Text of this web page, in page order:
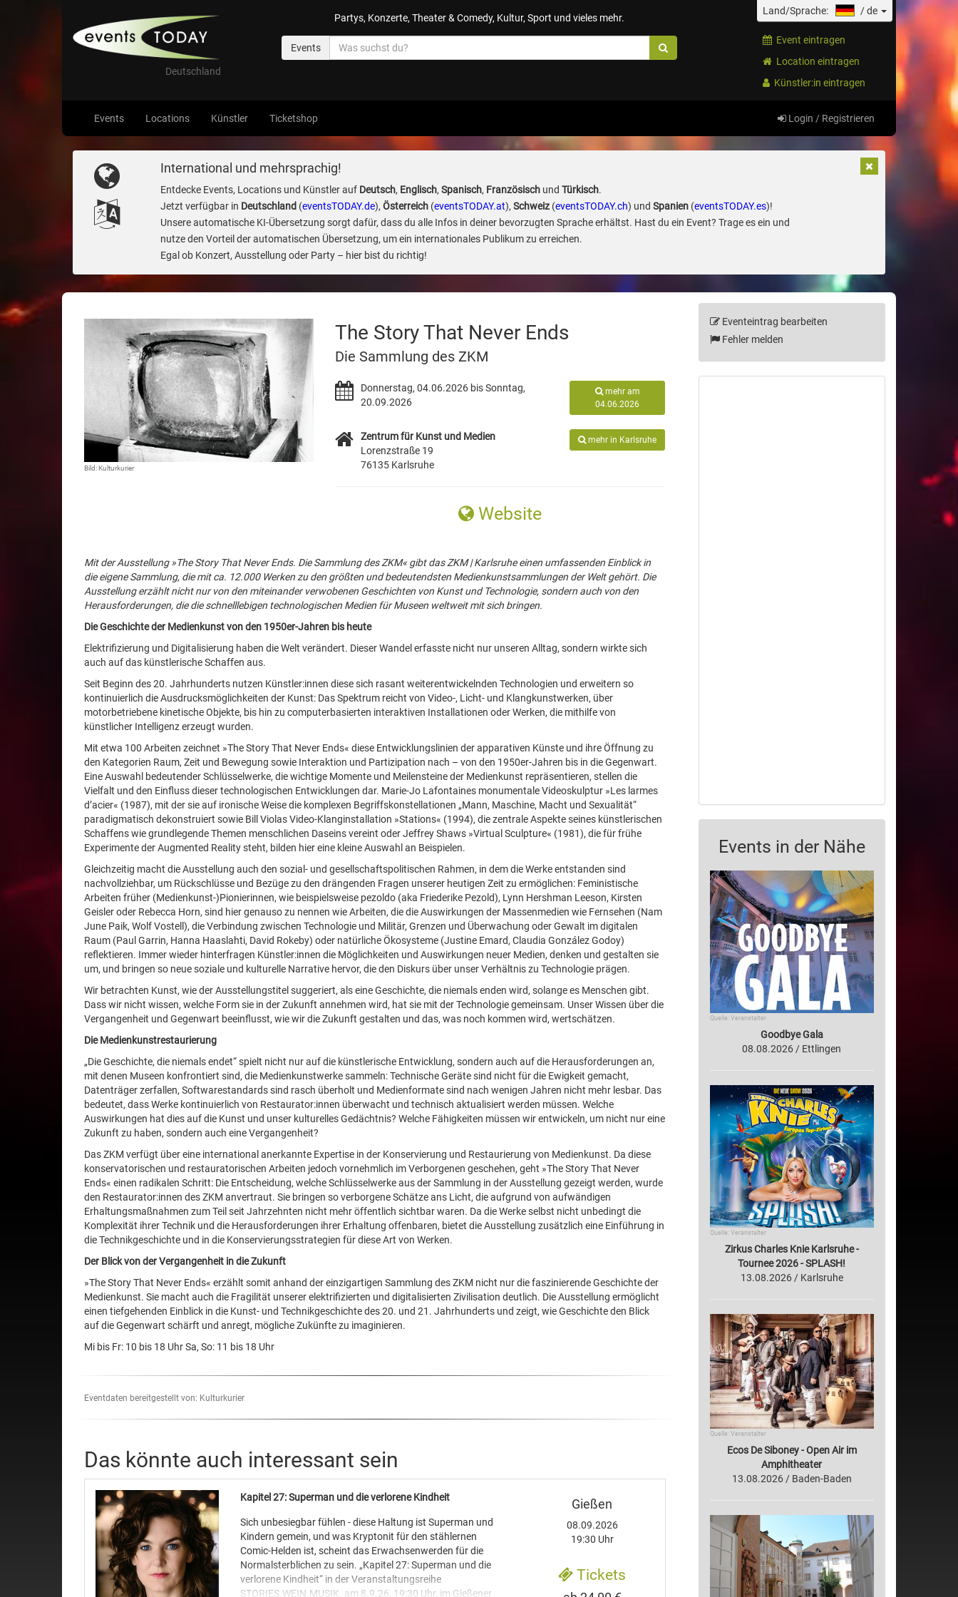
Deutschland
Partys, Konzerte, Theater & Comedy, Kultur, Sport und vieles mehr.
Events
Land/Sprache: /de
Event eintragen
Location eintragen
Künstler:in eintragen
Events Locations Künstler Ticketshop Login / Registrieren
International und mehrsprachig!
Entdecke Events, Locations und Künstler auf Deutsch, Englisch, Spanisch, Französischund Türkisch.
Jetzt verfügbar in Deutschland (eventsTODAY.de), Österreich(eventsTODAY.at), Schweiz(eventsTODAY.ch) und Spanien(eventsTODAY.es)!
Unsere automatische KI-Übersetzung sorgt dafür, dass du alle Infos in deiner bevorzugten Sprache erhältst. Hast du ein Event? Trage es ein und
nutze den Vorteil der automatischen Übersetzung, um ein internationales Publikum zu erreichen.
Egal ob Konzert, Ausstellung oder Party – hier bist du richtig!
Bild: Kulturkurier
The Story That Never Ends
Die Sammlung des ZKM
Donnerstag, 04.06.2026 bis Sonntag,
20.09.2026
mehr am
04.06.2026
Zentrum für Kunst und Medien
Lorenzstraße 19
76135 Karlsruhe
mehr in Karlsruhe
Website
Mit der Ausstellung »The Story That Never Ends. Die Sammlung des ZKM« gibt das ZKM | Karlsruhe einen umfassenden Einblick in
die eigene Sammlung, die mit ca. 12.000 Werken zu den größten und bedeutendsten Medienkunstsammlungen der Welt gehört. Die
Ausstellung erzählt nicht nur von den miteinander verwobenen Geschichten von Kunst und Technologie, sondern auch von den
Herausforderungen, die die schnelllebigen technologischen Medien für Museen weltweit mit sich bringen.
Die Geschichte der Medienkunst von den 1950er-Jahren bis heute
Elektrifizierung und Digitalisierung haben die Welt verändert. Dieser Wandel erfasste nicht nur unseren Alltag, sondern wirkte sich
auch auf das künstlerische Schaffen aus.
Seit Beginn des 20. Jahrhunderts nutzen Künstler:innen diese sich rasant weiterentwickelnden Technologien und erweitern so
kontinuierlich die Ausdrucksmöglichkeiten der Kunst: Das Spektrum reicht von Video-, Licht- und Klangkunstwerken, über
motorbetriebene kinetische Objekte, bis hin zu computerbasierten interaktiven Installationen oder Werken, die mithilfe von
künstlicher Intelligenz erzeugt wurden.
Mit etwa 100 Arbeiten zeichnet »The Story That Never Ends« diese Entwicklungslinien der apparativen Künste und ihre Öffnung zu
den Kategorien Raum, Zeit und Bewegung sowie Interaktion und Partizipation nach – von den 1950er-Jahren bis in die Gegenwart.
Eine Auswahl bedeutender Schlüsselwerke, die wichtige Momente und Meilensteine der Medienkunst repräsentieren, stellen die
Vielfalt und den Einfluss dieser technologischen Entwicklungen dar. Marie-Jo Lafontaines monumentale Videoskulptur »Les larmes
d’acier« (1987), mit der sie auf ironische Weise die komplexen Begriffskonstellationen „Mann, Maschine, Macht und Sexualität“
paradigmatisch dekonstruiert sowie Bill Violas Video-Klanginstallation »Stations« (1994), die zentrale Aspekte seines künstlerischen
Schaffens wie grundlegende Themen menschlichen Daseins vereint oder Jeffrey Shaws »Virtual Sculpture« (1981), die für frühe
Experimente der Augmented Reality steht, bilden hier eine kleine Auswahl an Beispielen.
Gleichzeitig macht die Ausstellung auch den sozial- und gesellschaftspolitischen Rahmen, in dem die Werke entstanden sind
nachvollziehbar, um Rückschlüsse und Bezüge zu den drängenden Fragen unserer heutigen Zeit zu ermöglichen: Feministische
Arbeiten früher (Medienkunst-)Pionierinnen, wie beispielsweise pezoldo (aka Friederike Pezold), Lynn Hershman Leeson, Kirsten
Geisler oder Rebecca Horn, sind hier genauso zu nennen wie Arbeiten, die die Auswirkungen der Massenmedien wie Fernsehen (Nam
June Paik, Wolf Vostell), die Verbindung zwischen Technologie und Militär, Grenzen und Überwachung oder Gewalt im digitalen
Raum (Paul Garrin, Hanna Haaslahti, David Rokeby) oder natürliche Ökosysteme (Justine Emard, Claudia González Godoy)
reflektieren. Immer wieder hinterfragen Künstler:innen die Möglichkeiten und Auswirkungen neuer Medien, denken und gestalten sie
um, und bringen so neue soziale und kulturelle Narrative hervor, die den Diskurs über unser Verhältnis zu Technologie prägen.
Wir betrachten Kunst, wie der Ausstellungstitel suggeriert, als eine Geschichte, die niemals enden wird, solange es Menschen gibt.
Dass wir nicht wissen, welche Form sie in der Zukunft annehmen wird, hat sie mit der Technologie gemeinsam. Unser Wissen über die
Vergangenheit und Gegenwart beeinflusst, wie wir die Zukunft gestalten und das, was noch kommen wird, wertschätzen.
Die Medienkunstrestaurierung
„Die Geschichte, die niemals endet“ spielt nicht nur auf die künstlerische Entwicklung, sondern auch auf die Herausforderungen an,
mit denen Museen konfrontiert sind, die Medienkunstwerke sammeln: Technische Geräte sind nicht für die Ewigkeit gemacht,
Datenträger zerfallen, Softwarestandards sind rasch überholt und Medienformate sind nach wenigen Jahren nicht mehr lesbar. Das
bedeutet, dass Werke kontinuierlich von Restaurator:innen überwacht und technisch aktualisiert werden müssen. Welche
Auswirkungen hat dies auf die Kunst und unser kulturelles Gedächtnis? Welche Fähigkeiten müssen wir entwickeln, um nicht nur eine
Zukunft zu haben, sondern auch eine Vergangenheit?
Das ZKM verfügt über eine international anerkannte Expertise in der Konservierung und Restaurierung von Medienkunst. Da diese
konservatorischen und restauratorischen Arbeiten jedoch vornehmlich im Verborgenen geschehen, geht »The Story That Never
Ends« einen radikalen Schritt: Die Entscheidung, welche Schlüsselwerke aus der Sammlung in der Ausstellung gezeigt werden, wurde
den Restaurator:innen des ZKM anvertraut. Sie bringen so verborgene Schätze ans Licht, die aufgrund von aufwändigen
Erhaltungsmaßnahmen zum Teil seit Jahrzehnten nicht mehr öffentlich sichtbar waren. Da die Werke selbst nicht unbedingt die
Komplexität ihrer Technik und die Herausforderungen ihrer Erhaltung offenbaren, bietet die Ausstellung zusätzlich eine Einführung in
die Technikgeschichte und in die Konservierungsstrategien für diese Art von Werken.
Der Blick von der Vergangenheit in die Zukunft
»The Story That Never Ends« erzählt somit anhand der einzigartigen Sammlung des ZKM nicht nur die faszinierende Geschichte der
Medienkunst. Sie macht auch die Fragilität unserer elektrifizierten und digitalisierten Zivilisation deutlich. Die Ausstellung ermöglicht
einen tiefgehenden Einblick in die Kunst- und Technikgeschichte des 20. und 21. Jahrhunderts und zeigt, wie Geschichte den Blick
auf die Gegenwart schärft und anregt, mögliche Zukünfte zu imaginieren.
Mi bis Fr: 10 bis 18 Uhr Sa, So: 11 bis 18 Uhr
Eventdaten bereitgestellt von: Kulturkurier
Das könnte auch interessant sein
Kapitel 27: Superman und die verlorene Kindheit
Sich unbesiegbar fühlen - diese Haltung ist Superman und
Kindern gemein, und was Kryptonit für den stählernen
Comic-Helden ist, scheint das Erwachsenwerden für die
Normalsterblichen zu sein. „Kapitel 27: Superman und die
verlorene Kindheit“ in der Veranstaltungsreihe
STORIES.WEIN.MUSIK. am 8.9.26, 19:30 Uhr, im Gießener
Gießen
08.09.2026
19:30 Uhr
Tickets
Eventeintrag bearbeiten
Fehler melden
Events in der Nähe
Quelle: Veranstalter
Goodbye Gala
08.08.2026 / Ettlingen
Quelle: Veranstalter
Zirkus Charles Knie Karlsruhe -
Tournee 2026 - SPLASH!
13.08.2026 / Karlsruhe
Quelle: Veranstalter
Ecos De Siboney - Open Air im
Amphitheater
13.08.2026 / Baden-Baden